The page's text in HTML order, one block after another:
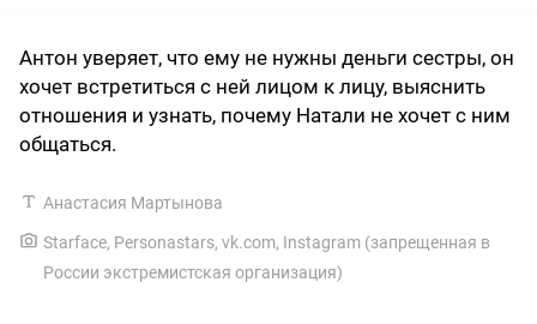
Антон уверяет, что ему не нужны деньги сестры, он
хочет встретиться с ней лицом к лицу, выяснить
отношения и узнать, почему Натали не хочет с ним
общаться.
Анастасия Мартынова
Starface, Personastars, vk.com, Instagram (запрещенная в
России экстремистская организация)